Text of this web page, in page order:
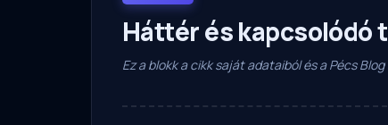
Háttér és kapcsolódó
Ez a blokk a cikk saját adataiból és a Pécs